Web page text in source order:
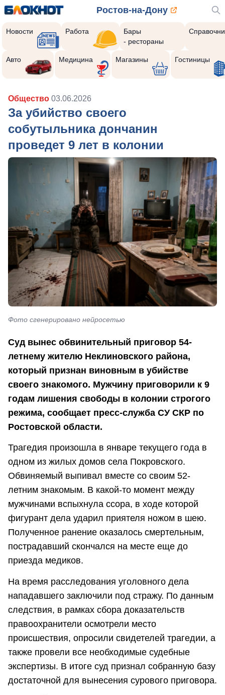
Ростов-на-Дону
Новости Работа
Бары
- рестораны
Авто Медицина Магазины Гостиницы
Общество 03.06.2026
За убийство своего
собутыльника дончанин
проведет 9 лет в колонии
Фото сгенерировано нейросетью
Суд вынес обвинительный приговор 54-
летнему жителю Неклиновского района,
который признан виновным в убийстве
своего знакомого. Мужчину приговорили к 9
годам лишения свободы в колонии строгого
режима, сообщает пресс-служба СУ СКР по
Ростовской области.
Трагедия произошла в январе текущего года в
одном из жилых домов села Покровского.
Обвиняемый выпивал вместе со своим 52-
летним знакомым. В какой-то момент между
мужчинами вспыхнула ссора, в ходе которой
фигурант дела ударил приятеля ножом в шею.
Полученное ранение оказалось смертельным,
пострадавший скончался на месте еще до
приезда медиков.
На время расследования уголовного дела
нападавшего заключили под стражу. По данным
следствия, в рамках сбора доказательств
правоохранители осмотрели место
происшествия, опросили свидетелей трагедии, а
также провели все необходимые судебные
экспертизы. В итоге суд признал собранную базу
достаточной для вынесения сурового приговора.